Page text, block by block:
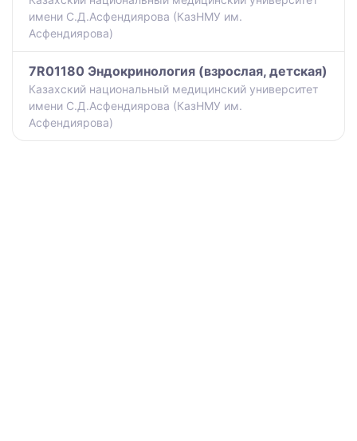
имени С.Д.Асфендиярова (КазНМУ им.
Асфендиярова)
7R01180 Эндокринология (взрослая, детская)
Казахский национальный медицинский университет
имени С.Д.Асфендиярова (КазНМУ им.
Асфендиярова)